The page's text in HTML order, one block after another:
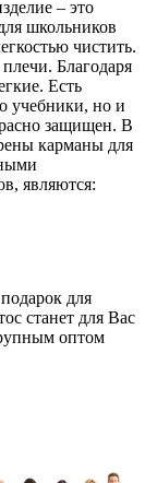
– это
школьников
чистить.
Благодаря
Есть
учебники, но и
защищен. В
карманы для
являются:
для
станет для Вас
оптом